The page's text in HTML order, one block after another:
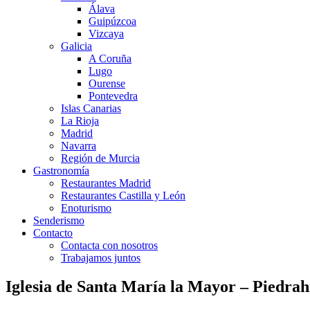
Álava
Guipúzcoa
Vizcaya
Galicia
A Coruña
Lugo
Ourense
Pontevedra
Islas Canarias
La Rioja
Madrid
Navarra
Región de Murcia
Gastronomía
Restaurantes Madrid
Restaurantes Castilla y León
Enoturismo
Senderismo
Contacto
Contacta con nosotros
Trabajamos juntos
Iglesia de Santa María la Mayor –